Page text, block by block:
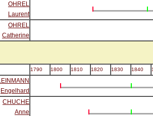
OHREL
Laurent
OHREL
Catherine
1790 1800 1810 1820 1830 1840
Engelhard
CHUCHE
Anne